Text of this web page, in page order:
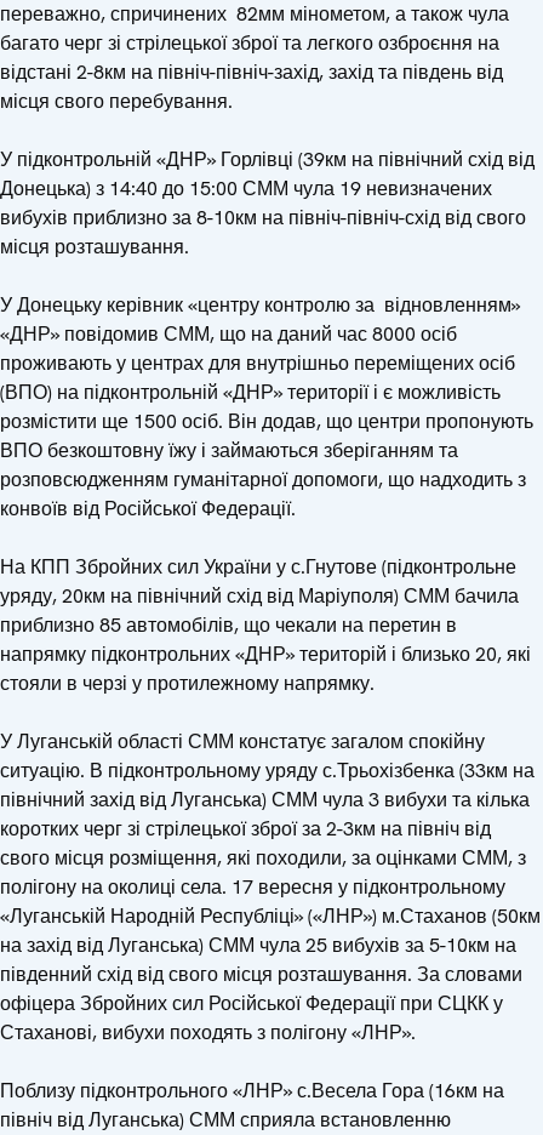
переважно, спричинених 82мм мінометом, а також чула
багато черг зі стрілецької зброї та легкого озброєння на
відстані 2-8км на північ-північ-захід, захід та південь від
місця свого перебування.
У підконтрольній «ДНР» Горлівці (39км на північний схід від
Донецька) з 14:40 до 15:00 СММ чула 19 невизначених
вибухів приблизно за 8-10км на північ-північ-схід від свого
місця розташування.
У Донецьку керівник «центру контролю за відновленням»
«ДНР» повідомив СММ, що на даний час 8000 осіб
проживають у центрах для внутрішньо переміщених осіб
(ВПО) на підконтрольній «ДНР» території і є можливість
розмістити ще 1500 осіб. Він додав, що центри пропонують
ВПО безкоштовну їжу і займаються зберіганням та
розповсюдженням гуманітарної допомоги, що надходить з
конвоїв від Російської Федерації.
На КПП Збройних сил України у с.Гнутове (підконтрольне
уряду, 20км на північний схід від Маріуполя) СММ бачила
приблизно 85 автомобілів, що чекали на перетин в
напрямку підконтрольних «ДНР» територій і близько 20, які
стояли в черзі у протилежному напрямку.
У Луганській області СММ констатує загалом спокійну
ситуацію. В підконтрольному уряду с.Трьохізбенка (33км на
північний захід від Луганська) СММ чула 3 вибухи та кілька
коротких черг зі стрілецької зброї за 2-3км на північ від
свого місця розміщення, які походили, за оцінками СММ, з
полігону на околиці села. 17 вересня у підконтрольному
«Луганській Народній Республіці» («ЛНР») м.Стаханов (50км
на захід від Луганська) СММ чула 25 вибухів за 5-10км на
південний схід від свого місця розташування. За словами
офіцера Збройних сил Російської Федерації при СЦКК у
Стаханові, вибухи походять з полігону «ЛНР».
Поблизу підконтрольного «ЛНР» с.Весела Гора (16км на
північ від Луганська) СММ сприяла встановленню